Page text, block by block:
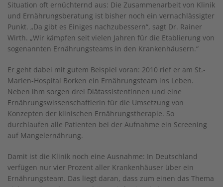
Situation oft ernüchternd aus: Die Zusammenarbeit von Klinik
und Ernährungsberatung ist bisher noch ein vernachlässigter
Punkt. „Da gibt es Einiges nachzubessern“, sagt Dr. Rainer
Wirth. „Wir kämpfen seit vielen Jahren für die Etablierung von
sogenannten Ernährungsteams in den Krankenhäusern.“
Er geht dabei mit gutem Beispiel voran: 2010 rief er am St.-
Marien-Hospital Borken ein Ernährungsteam ins Leben.
Neben ihm sorgen drei Diätassistentinnen und eine
Ernährungswissenschaftlerin für die Umsetzung von
Konzepten der klinischen Ernährungstherapie. So
durchlaufen alle Patienten bei der Aufnahme ein Screening
auf Mangelernährung.
Damit ist die Klinik noch eine Ausnahme: In Deutschland
verfügen nur vier Prozent aller Krankenhäuser über ein
Ernährungsteam. Das liegt daran, dass zum einen das Thema